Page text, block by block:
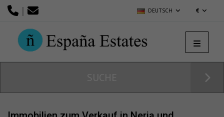
| DEUTSCH €